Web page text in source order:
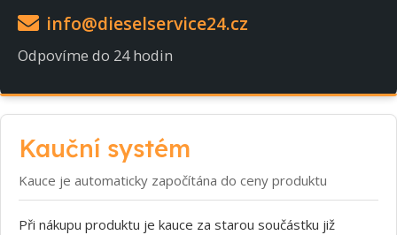
info@dieselservice24.cz
Odpovíme do 24 hodin
Kauční systém
Kauce je automaticky započítána do ceny produktu
Při nákupu produktu je kauce za starou součástku již